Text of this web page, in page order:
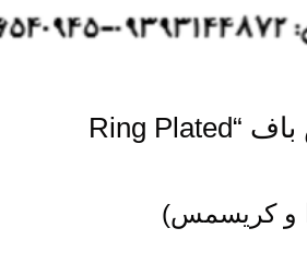
“حلقه نان گیس باف “Ring Plated
و کریسمس)